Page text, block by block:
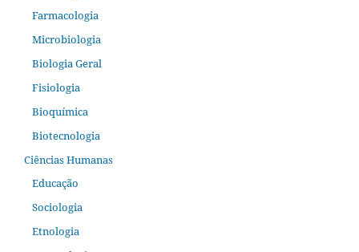
Farmacologia
Microbiologia
Biologia Geral
Fisiologia
Bioquímica
Biotecnologia
Ciências Humanas
Educação
Sociologia
Etnologia